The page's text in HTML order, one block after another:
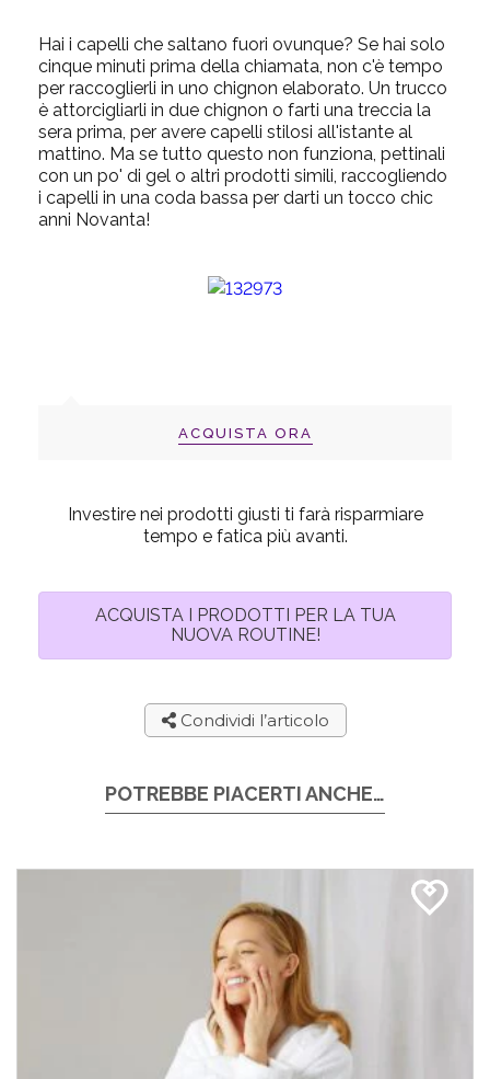
Hai i capelli che saltano fuori ovunque? Se hai solo
cinque minuti prima della chiamata, non c'è tempo
per raccoglierli in uno chignon elaborato. Un trucco
è attorcigliarli in due chignon o farti una treccia la
sera prima, per avere capelli stilosi all'istante al
mattino. Ma se tutto questo non funziona, pettinali
con un po' di gel o altri prodotti simili, raccogliendo
i capelli in una coda bassa per darti un tocco chic
anni Novanta!
ACQUISTA ORA
Investire nei prodotti giusti ti farà risparmiare
tempo e fatica più avanti.
ACQUISTA I PRODOTTI PER LA TUA
NUOVA ROUTINE!
Condividi l’articolo
POTREBBE PIACERTI ANCHE…